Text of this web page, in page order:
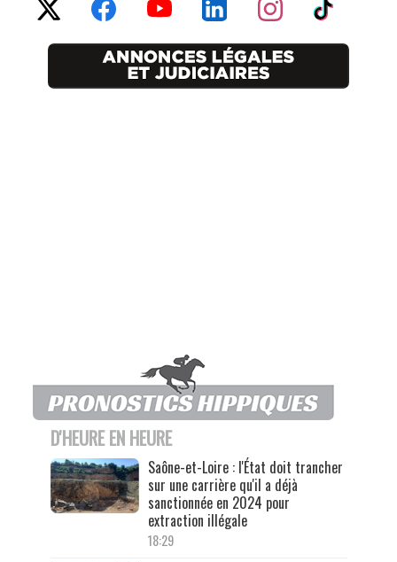
D'HEURE EN HEURE
Saône-et-Loire : l'État doit trancher
sur une carrière qu'il a déjà
sanctionnée en 2024 pour
extraction illégale
18:29